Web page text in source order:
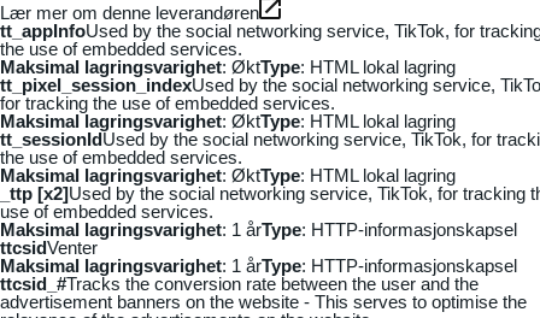
Lær mer om denne leverandøren
tt_appInfoUsed by the social networking service, TikTok, for
the use of embedded services.
Maksimal lagringsvarighet: ØktType: HTML lokal lagring
tt_pixel_session_indexUsed by the social networking service,
for tracking the use of embedded services.
Maksimal lagringsvarighet: ØktType: HTML lokal lagring
tt_sessionIdUsed by the social networking service, TikTok, for
the use of embedded services.
Maksimal lagringsvarighet: ØktType: HTML lokal lagring
_ttp [x2]Used by the social networking service, TikTok, for tracking
use of embedded services.
Maksimal lagringsvarighet: 1 årType: HTTP-informasjonskapsel
ttcsidVenter
Maksimal lagringsvarighet: 1 årType: HTTP-informasjonskapsel
ttcsid_#Tracks the conversion rate between the user and the
advertisement banners on the website - This serves to optimise the